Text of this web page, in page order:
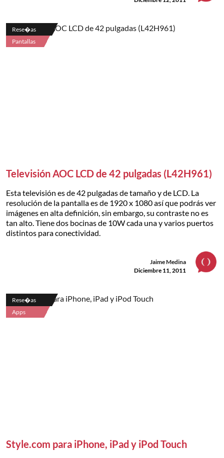
Rese�as
Pantallas
Televisión AOC LCD de 42 pulgadas (L42H961)
Esta televisión es de 42 pulgadas de tamaño y de LCD. La
resolución de la pantalla es de 1920 x 1080 así que podrás ver
imágenes en alta definición, sin embargo, su contraste no es
tan alto. Tiene dos bocinas de 10W cada una y varios puertos
distintos para conectividad.
Jaime Medina
Diciembre 11, 2011
Rese�as
Apps
Style.com para iPhone, iPad y iPod Touch